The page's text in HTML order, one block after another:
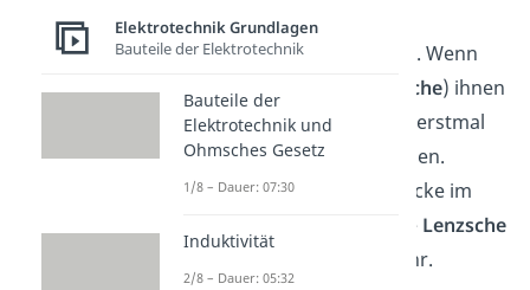
Jugendlichen (analog
Induktionsstrom
) merken. Wenn
deren Eltern (analog
Ursache) ihnen
etwas sagen, wollen diese erstmal
genau das Gegenteil machen.
Behältst du diese Eselsbrücke im
Hinterkopf, vergisst du die Lenzsche
garantiert nicht mehr.
Elektrotechnik Grundlagen
Bauteile der Elektrotechnik
Bauteile der
Elektrotechnik und
Ohmsches Gesetz
1/8 – Dauer: 07:30
Induktivität
2/8 – Dauer: 05:32